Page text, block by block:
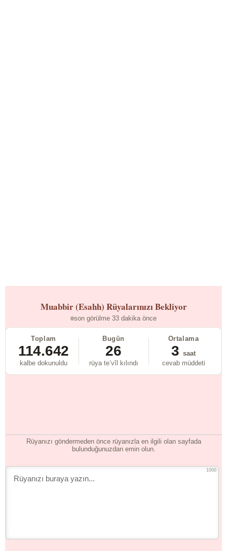
Muabbir (Esahh) Rüyalarınızı Bekliyor
son görülme 33 dakika önce
Toplam
114.642
kalbe dokunuldu
Bugün
26
rüya te’vîl kılındı
Ortalama
3 saat
cevab müddeti
Rüyanızı göndermeden önce rüyanızla en ilgili olan sayfada
bulunduğunuzdan emin olun.
1000